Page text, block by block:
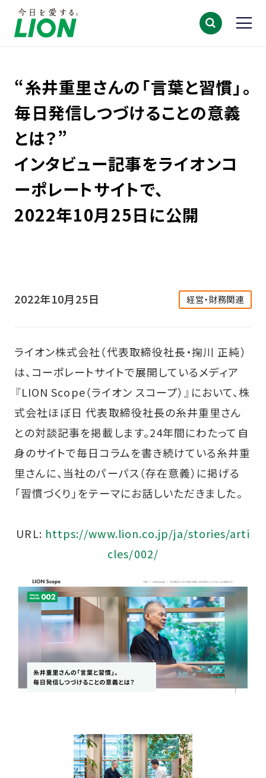
“糸井重里さんの「言葉と習慣」。
毎日発信しつづけることの意義
とは？”
インタビュー記事をライオンコ
ーポレートサイトで、
2022年10月25日に公開
2022年10月25日 経営・財務関連
ライオン株式会社（代表取締役社長・掬川 正純）
は、コーポレートサイトで展開しているメディア
『LION Scope（ライオン スコープ）』において、株
式会社ほぼ日 代表取締役社長の糸井重里さん
との対談記事を掲載します。24年間にわたって自
身のサイトで毎日コラムを書き続けている糸井重
里さんに、当社のパーパス（存在意義）に掲げる
「習慣づくり」をテーマにお話しいただきました。
URL: https://www.lion.co.jp/ja/stories/arti
cles/002/